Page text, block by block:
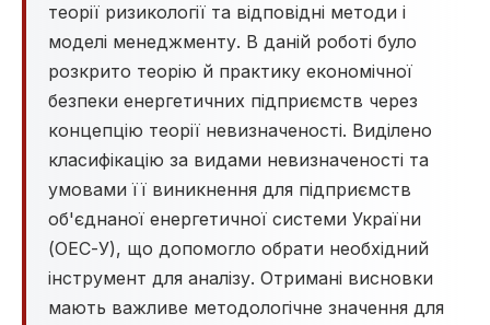
теорії ризикології та відповідні методи і
моделі менеджменту. В даній роботі було
розкрито теорію й практику економічної
безпеки енергетичних підприємств через
концепцію теорії невизначеності. Виділено
класифікацію за видами невизначеності та
умовами її виникнення для підприємств
об'єднаної енергетичної системи України
(ОЕС-У), що допомогло обрати необхідний
інструмент для аналізу. Отримані висновки
мають важливе методологічне значення для